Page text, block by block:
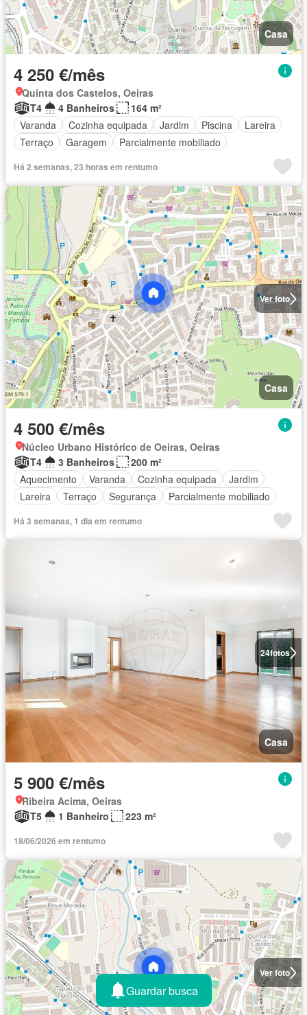
Casa
4 250 €/mês
Quinta dos Castelos, Oeiras
T4
4 Banheiros
164 m²
Varanda
Cozinha equipada Jardim Piscina
Lareira
Terraço
Garagem Parcialmente mobiliado
Há 2 semanas, 23 horas em rentumo
Ver foto
Casa
4 500 €/mês
Núcleo Urbano Histórico de Oeiras, Oeiras
T4
3 Banheiros
200 m²
Aquecimento
Varanda Cozinha equipada
Jardim
Lareira
Terraço Segurança Parcialmente mobiliado
Há 3 semanas, 1 dia em rentumo
24fotos
Casa
5 900 €/mês
Ribeira Acima, Oeiras
T5
1 Banheiro 223 m²
18/06/2026 em rentumo
Ver foto
Guardar busca